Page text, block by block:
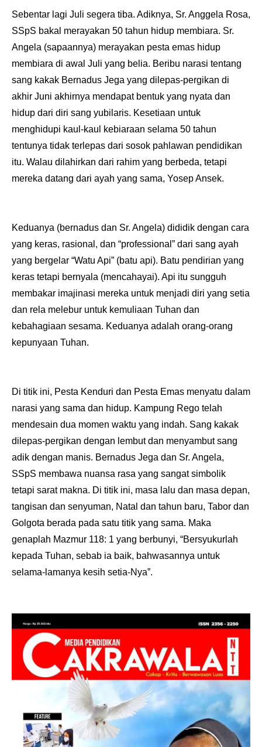
Sebentar lagi Juli segera tiba. Adiknya, Sr. Anggela Rosa,
SSpS bakal merayakan 50 tahun hidup membiara. Sr.
Angela (sapaannya) merayakan pesta emas hidup
membiara di awal Juli yang belia. Beribu narasi tentang
sang kakak Bernadus Jega yang dilepas-pergikan di
akhir Juni akhirnya mendapat bentuk yang nyata dan
hidup dari diri sang yubilaris. Kesetiaan untuk
menghidupi kaul-kaul kebiaraan selama 50 tahun
tentunya tidak terlepas dari sosok pahlawan pendidikan
itu. Walau dilahirkan dari rahim yang berbeda, tetapi
mereka datang dari ayah yang sama, Yosep Ansek.
Keduanya (bernadus dan Sr. Angela) dididik dengan cara
yang keras, rasional, dan “professional” dari sang ayah
yang bergelar “Watu Api” (batu api). Batu pendirian yang
keras tetapi bernyala (mencahayai). Api itu sungguh
membakar imajinasi mereka untuk menjadi diri yang setia
dan rela melebur untuk kemuliaan Tuhan dan
kebahagiaan sesama. Keduanya adalah orang-orang
kepunyaan Tuhan.
Di titik ini, Pesta Kenduri dan Pesta Emas menyatu dalam
narasi yang sama dan hidup. Kampung Rego telah
mendesain dua momen waktu yang indah. Sang kakak
dilepas-pergikan dengan lembut dan menyambut sang
adik dengan manis. Bernadus Jega dan Sr. Angela,
SSpS membawa nuansa rasa yang sangat simbolik
tetapi sarat makna. Di titik ini, masa lalu dan masa depan,
tangisan dan senyuman, Natal dan tahun baru, Tabor dan
Golgota berada pada satu titik yang sama. Maka
genaplah Mazmur 118: 1 yang berbunyi, “Bersyukurlah
kepada Tuhan, sebab ia baik, bahwasannya untuk
selama-lamanya kesih setia-Nya”.